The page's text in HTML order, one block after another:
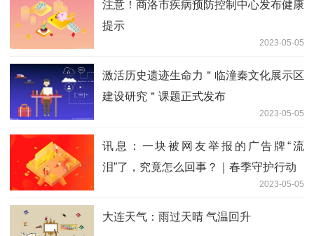
注意！商洛市疾病预防控制中心发布健康
提示
2023-05-05
激活历史遗迹生命力＂临潼秦文化展示区
建设研究＂课题正式发布
2023-05-05
讯息：一块被网友举报的广告牌“流
泪”了，究竟怎么回事？｜春季守护行动
2023-05-05
大连天气：雨过天晴 气温回升